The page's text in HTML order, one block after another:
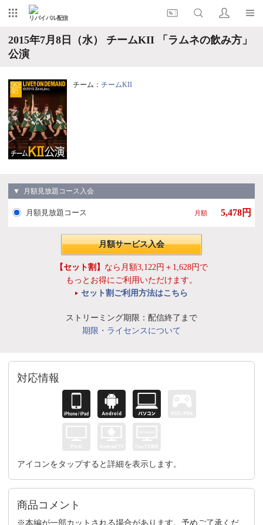
リバイバル配信
2015年7月8日（水） チームKII 「ラムネの飲み方」
公演
チーム： チームKII
▼ 月額見放題コース入会
月額見放題コース 月額 5,478円
月額サービス入会
【セット割】 なら月額3,122円＋1,628円で
もっとお得にご利用いただけます。
セット割ご利用方法はこちら
ストリーミング期限：配信終了まで
期限・ライセンスについて
対応情報
アイコンをタップすると詳細を表示します。
商品コメント
※本編が一部カットされる場合があります。予めご了承くだ